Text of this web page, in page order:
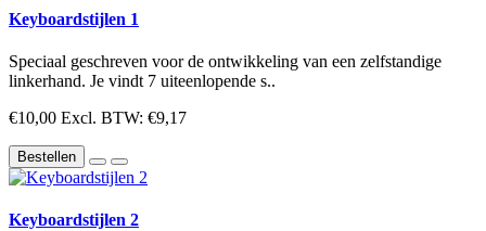
Keyboardstijlen 1
Speciaal geschreven voor de ontwikkeling van een zelfstandige
linkerhand. Je vindt 7 uiteenlopende s..
€10,00 Excl. BTW: €9,17
Bestellen
Keyboardstijlen 2